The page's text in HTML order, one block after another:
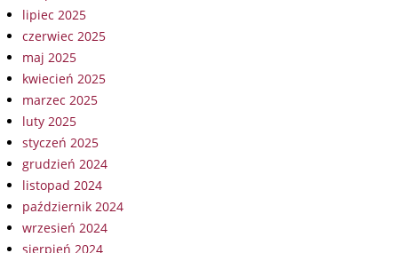
lipiec 2025
czerwiec 2025
maj 2025
kwiecień 2025
marzec 2025
luty 2025
styczeń 2025
grudzień 2024
listopad 2024
październik 2024
wrzesień 2024
sierpień 2024